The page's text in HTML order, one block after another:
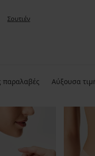
Σουτιέν
παραλαβές Αύξουσα